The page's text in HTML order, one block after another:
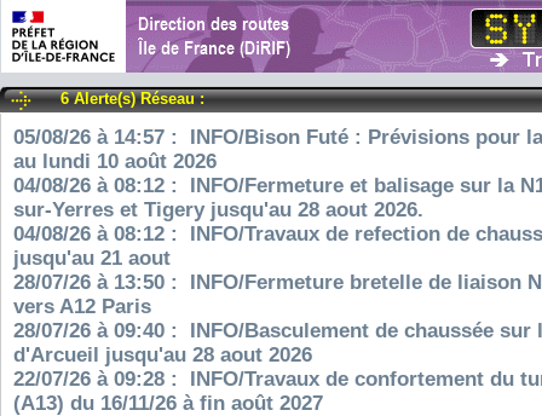
6 Alerte(s) Réseau :
05/08/26 à 14:57 : INFO/Bison Futé : Prévisions pour
au lundi 10 août 2026
04/08/26 à 08:12 : INFO/Fermeture et balisage sur la
sur-Yerres et Tigery jusqu'au 28 aout 2026.
04/08/26 à 08:12 : INFO/Travaux de refection de
jusqu'au 21 aout
28/07/26 à 13:50 : INFO/Fermeture bretelle de liaison
vers A12 Paris
28/07/26 à 09:40 : INFO/Basculement de chaussée sur
d'Arcueil jusqu'au 28 aout 2026
22/07/26 à 09:28 : INFO/Travaux de confortement du
(A13) du 16/11/26 à fin août 2027